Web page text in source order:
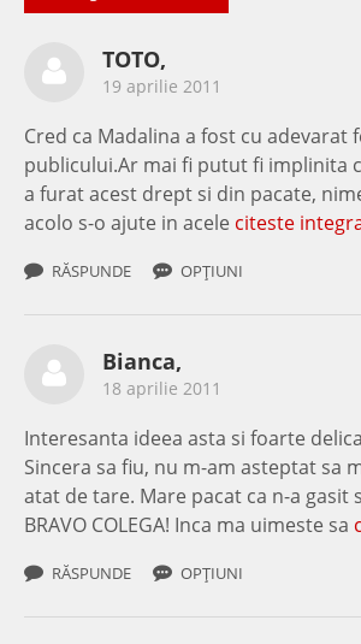
TOTO,
19 aprilie 2011
Cred ca Madalina a fost cu adevarat
publicului.Ar mai fi putut fi implinita
a furat acest drept si din pacate,
acolo s-o ajute in acele citeste
RĂSPUNDE OPȚIUNI
Bianca,
18 aprilie 2011
Interesanta ideea asta si foarte
Sincera sa fiu, nu m-am asteptat sa
atat de tare. Mare pacat ca n-a gasit
BRAVO COLEGA! Inca ma uimeste sa
RĂSPUNDE OPȚIUNI